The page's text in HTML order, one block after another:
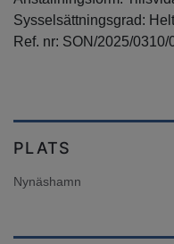
Sysselsättningsgrad:
Ref. nr: SON/2025/0310/
PLATS
Nynäshamn